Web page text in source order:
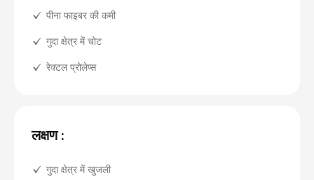
पीना फाइबर की कमी
गुदा क्षेत्र में चोट
रेक्टल प्रोलेप्स
लक्षण :
गुदा क्षेत्र में खुजली